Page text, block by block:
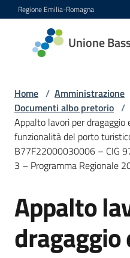
Vai al contenuto
Vai alla navigazione
Vai al footer
Regione Emilia-Romagna
Unione
Unione
Bassa
Amministrazione
Menu selezionato
Novità
Servizi
Vivere
l'Unione
Home / Amministrazione
Documenti albo pretorio /
Appalto lavori per
funzionalità del porto
B77F22000030006 – CIG
3 – Programma Regionale
Salta al contenuto
Appalto
dragaggio